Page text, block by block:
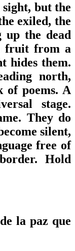
but the
exiled, the
the dead
fruit from a
hides them.
north,
of poems. A
stage.
They do
silent,
free of
Hold
la paz que